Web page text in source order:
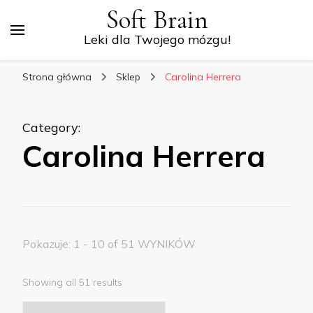
Soft Brain
Leki dla Twojego mózgu!
Strona główna Sklep Carolina Herrera
Category:
Carolina Herrera
Pokazuje: 1 - 10 of 51 WYNIKÓW
Showing all 51 results